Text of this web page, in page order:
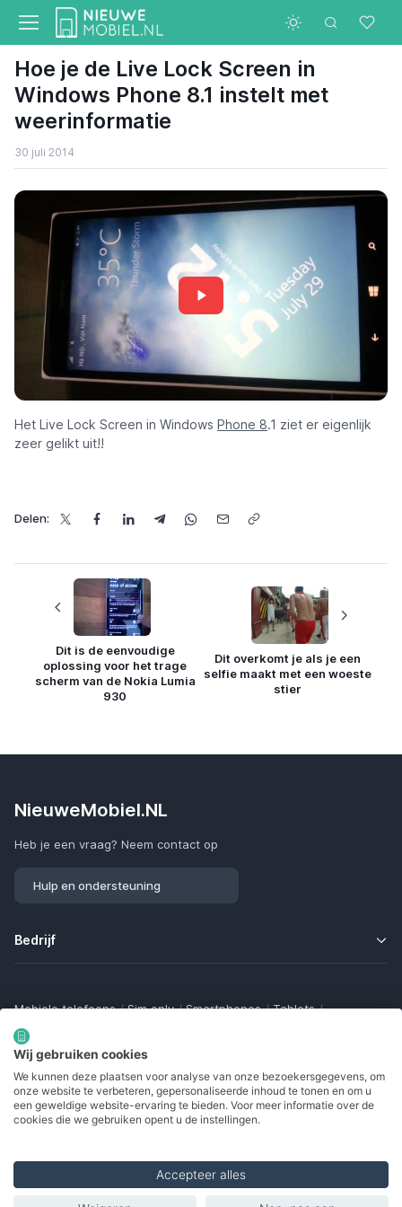
Hoe je de Live Lock Screen in
Windows Phone 8.1 instelt met
weerinformatie
30 juli 2014
Het Live Lock Screen in Windows Phone 8.1 ziet er eigenlijk
zeer gelikt uit!!
Delen:
Dit is de eenvoudige
oplossing voor het trage
scherm van de Nokia Lumia
930
Dit overkomt je als je een
selfie maakt met een woeste
stier
NieuweMobiel.NL
Heb je een vraag? Neem contact op
Hulp en ondersteuning
Bedrijf
Mobiele telefoons / Sim only / Smartphones / Tablets /
Smartwatches
Bluetooth trackers / Opladers
Samsung Galaxy
Gamingtelefoons / Foldables / Robuuste telefoons /
Seniorentelefoons / Waterdichte telefoons / Refurbished
Wij gebruiken cookies
We kunnen deze plaatsen voor analyse van onze bezoekersgegevens, om
onze website te verbeteren, gepersonaliseerde inhoud te tonen en om u
een geweldige website-ervaring te bieden. Voor meer informatie over de
cookies die we gebruiken opent u de instellingen.
Accepteer alles